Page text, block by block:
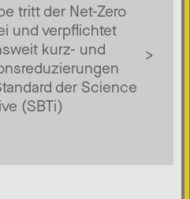
tritt der Net-Zero
und verpflichtet
kurz- und
der Science
(SBTi)